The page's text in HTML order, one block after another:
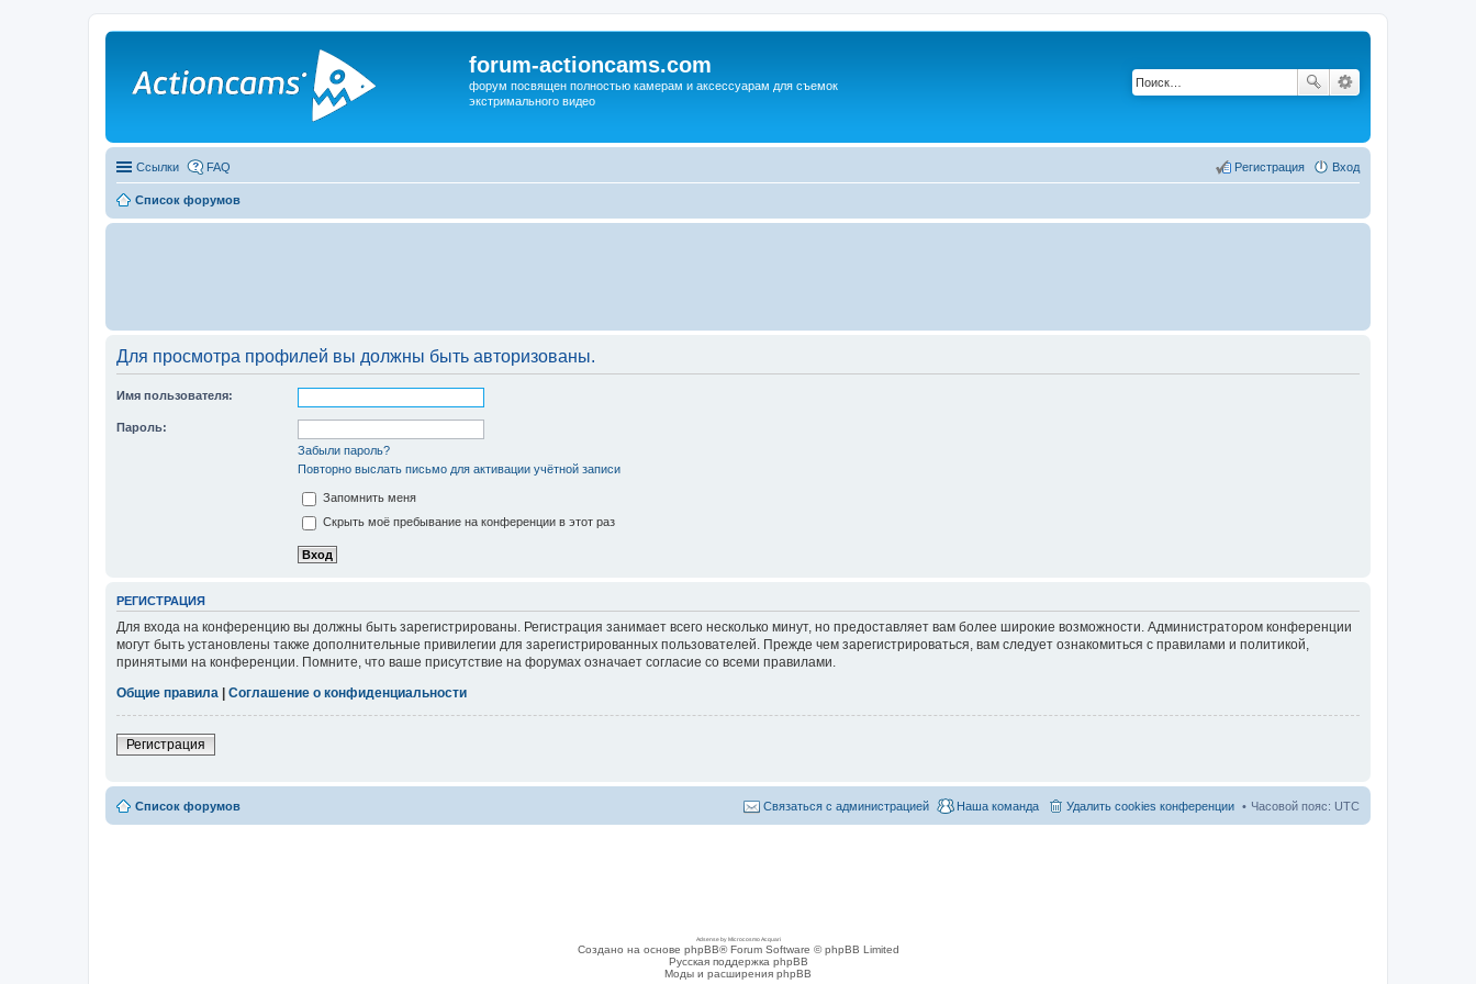
forum-actioncams.com
форум посвящен полностью камерам и аксессуарам для съемок
экстримального видео
Ссылки FAQ Вход
Регистрация
Список форумов
Для просмотра профилей вы должны быть авторизованы.
Имя пользователя:
Пароль:
Забыли пароль?
Повторно выслать письмо для активации учётной записи
Запомнить меня
Скрыть моё пребывание на конференции в этот раз
РЕГИСТРАЦИЯ
Для входа на конференцию вы должны быть зарегистрированы. Регистрация занимает всего несколько минут, но предоставляет вам более широкие возможности. Администратором конференции
могут быть установлены также дополнительные привилегии для зарегистрированных пользователей. Прежде чем зарегистрироваться, вам следует ознакомиться с правилами и политикой,
принятыми на конференции. Помните, что ваше присутствие на форумах означает согласие со всеми правилами.
Общие правила | Соглашение о конфиденциальности
Регистрация
Список форумов Часовой пояс: UTC
Удалить cookies конференции
Наша команда
Связаться с администрацией
Adsense by Microcosmo Acquari
Создано на основе phpBB® Forum Software © phpBB Limited
Русская поддержка phpBB
Моды и расширения phpBB